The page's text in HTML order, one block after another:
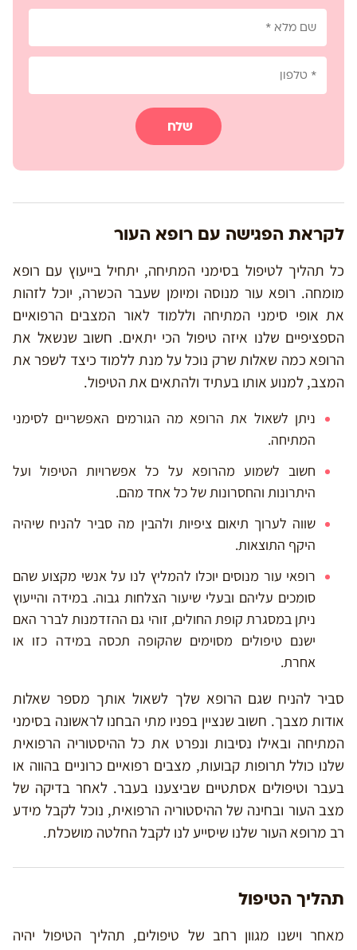
שלח
לקראת הפגישה עם רופא העור
כל תהליך לטיפול בסימני המתיחה, יתחיל בייעוץ עם רופא
מומחה. רופא עור מנוסה ומיומן שעבר הכשרה, יוכל לזהות
את אופי סימני המתיחה וללמוד לאור המצבים הרפואיים
הספציפיים שלנו איזה טיפול הכי יתאים. חשוב שנשאל את
הרופא כמה שאלות שרק נוכל על מנת ללמוד כיצד לשפר את
המצב, למנוע אותו בעתיד ולהתאים את הטיפול.
ניתן לשאול את הרופא מה הגורמים האפשריים לסימני
המתיחה.
חשוב לשמוע מהרופא על כל אפשרויות הטיפול ועל
היתרונות והחסרונות של כל אחד מהם.
שווה לערוך תיאום ציפיות ולהבין מה סביר להניח שיהיה
היקף התוצאות.
רופאי עור מנוסים יוכלו להמליץ לנו על אנשי מקצוע שהם
סומכים עליהם ובעלי שיעור הצלחות גבוה. במידה והייעוץ
ניתן במסגרת קופת החולים, זוהי גם ההזדמנות לברר האם
ישנם טיפולים מסוימים שהקופה תכסה במידה כזו או
אחרת.
סביר להניח שגם הרופא שלך לשאול אותך מספר שאלות
אודות מצבך. חשוב שנציין בפניו מתי הבחנו לראשונה בסימני
המתיחה ובאילו נסיבות ונפרט את כל ההיסטוריה הרפואית
שלנו כולל תרופות קבועות, מצבים רפואיים כרוניים בהווה או
בעבר וטיפולים אסתטיים שביצענו בעבר. לאחר בדיקה של
מצב העור ובחינה של ההיסטוריה הרפואית, נוכל לקבל מידע
רב מרופא העור שלנו שיסייע לנו לקבל החלטה מושכלת.
תהליך הטיפול
מאחר וישנו מגוון רחב של טיפולים, תהליך הטיפול יהיה